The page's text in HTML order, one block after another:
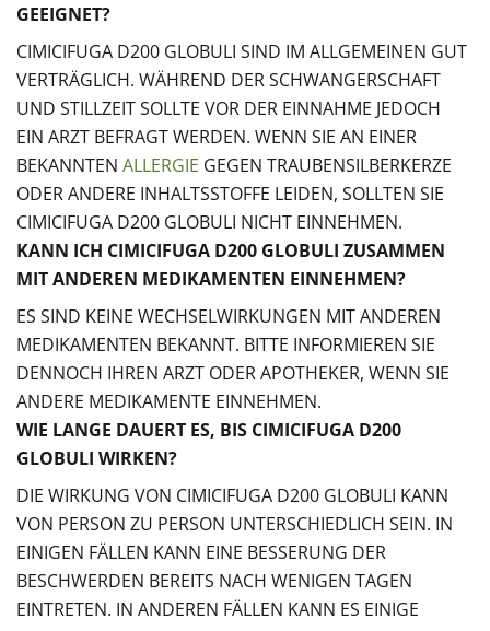
GEEIGNET?
CIMICIFUGA D200 GLOBULI SIND IM ALLGEMEINEN GUT
VERTRÄGLICH. WÄHREND DER SCHWANGERSCHAFT
UND STILLZEIT SOLLTE VOR DER EINNAHME JEDOCH
EIN ARZT BEFRAGT WERDEN. WENN SIE AN EINER
BEKANNTEN ALLERGIE GEGEN TRAUBENSILBERKERZE
ODER ANDERE INHALTSSTOFFE LEIDEN, SOLLTEN SIE
CIMICIFUGA D200 GLOBULI NICHT EINNEHMEN.
KANN ICH CIMICIFUGA D200 GLOBULI ZUSAMMEN
MIT ANDEREN MEDIKAMENTEN EINNEHMEN?
ES SIND KEINE WECHSELWIRKUNGEN MIT ANDEREN
MEDIKAMENTEN BEKANNT. BITTE INFORMIEREN SIE
DENNOCH IHREN ARZT ODER APOTHEKER, WENN SIE
ANDERE MEDIKAMENTE EINNEHMEN.
WIE LANGE DAUERT ES, BIS CIMICIFUGA D200
GLOBULI WIRKEN?
DIE WIRKUNG VON CIMICIFUGA D200 GLOBULI KANN
VON PERSON ZU PERSON UNTERSCHIEDLICH SEIN. IN
EINIGEN FÄLLEN KANN EINE BESSERUNG DER
BESCHWERDEN BEREITS NACH WENIGEN TAGEN
EINTRETEN. IN ANDEREN FÄLLEN KANN ES EINIGE